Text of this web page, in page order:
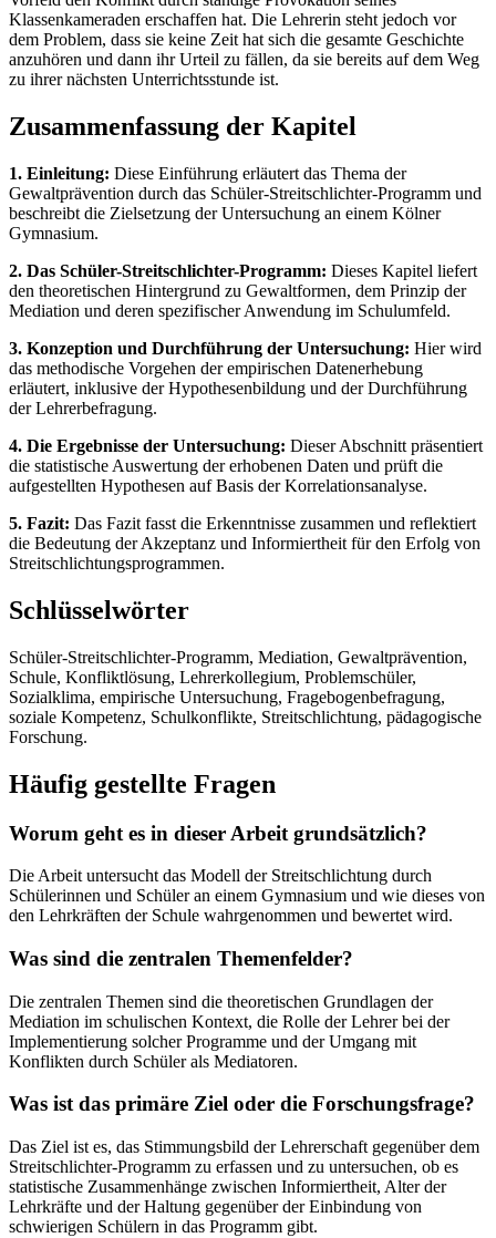
Klassenkameraden erschaffen hat. Die Lehrerin steht jedoch vor
dem Problem, dass sie keine Zeit hat sich die gesamte Geschichte
anzuhören und dann ihr Urteil zu fällen, da sie bereits auf dem Weg
zu ihrer nächsten Unterrichtsstunde ist.
Zusammenfassung der Kapitel
1. Einleitung: Diese Einführung erläutert das Thema der
Gewaltprävention durch das Schüler-Streitschlichter-Programm und
beschreibt die Zielsetzung der Untersuchung an einem Kölner
Gymnasium.
2. Das Schüler-Streitschlichter-Programm: Dieses Kapitel liefert
den theoretischen Hintergrund zu Gewaltformen, dem Prinzip der
Mediation und deren spezifischer Anwendung im Schulumfeld.
3. Konzeption und Durchführung der Untersuchung: Hier wird
das methodische Vorgehen der empirischen Datenerhebung
erläutert, inklusive der Hypothesenbildung und der Durchführung
der Lehrerbefragung.
4. Die Ergebnisse der Untersuchung: Dieser Abschnitt präsentiert
die statistische Auswertung der erhobenen Daten und prüft die
aufgestellten Hypothesen auf Basis der Korrelationsanalyse.
5. Fazit: Das Fazit fasst die Erkenntnisse zusammen und reflektiert
die Bedeutung der Akzeptanz und Informiertheit für den Erfolg von
Streitschlichtungsprogrammen.
Schlüsselwörter
Schüler-Streitschlichter-Programm, Mediation, Gewaltprävention,
Schule, Konfliktlösung, Lehrerkollegium, Problemschüler,
Sozialklima, empirische Untersuchung, Fragebogenbefragung,
soziale Kompetenz, Schulkonflikte, Streitschlichtung, pädagogische
Forschung.
Häufig gestellte Fragen
Worum geht es in dieser Arbeit grundsätzlich?
Die Arbeit untersucht das Modell der Streitschlichtung durch
Schülerinnen und Schüler an einem Gymnasium und wie dieses von
den Lehrkräften der Schule wahrgenommen und bewertet wird.
Was sind die zentralen Themenfelder?
Die zentralen Themen sind die theoretischen Grundlagen der
Mediation im schulischen Kontext, die Rolle der Lehrer bei der
Implementierung solcher Programme und der Umgang mit
Konflikten durch Schüler als Mediatoren.
Was ist das primäre Ziel oder die Forschungsfrage?
Das Ziel ist es, das Stimmungsbild der Lehrerschaft gegenüber dem
Streitschlichter-Programm zu erfassen und zu untersuchen, ob es
statistische Zusammenhänge zwischen Informiertheit, Alter der
Lehrkräfte und der Haltung gegenüber der Einbindung von
schwierigen Schülern in das Programm gibt.